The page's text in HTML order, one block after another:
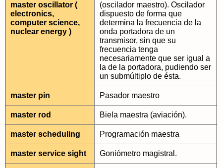
master oscillator (
electronics,
computer science,
nuclear energy )
(oscilador maestro). Oscilador
dispuesto de forma que
determina la frecuencia de la
onda portadora de un
transmisor, sin que su
frecuencia tenga
necesariamente que ser igual a
la de la portadora, pudiendo ser
un submúltiplo de ésta.
master pin Pasador maestro
master rod Biela maestra (aviación).
master scheduling Programación maestra
master service sight Goniómetro magistral.